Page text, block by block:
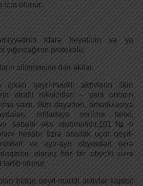
icra olunur:
idarə heyətinin və ya
yığıncağının protokolu;
silinməsinə dair aktlar.
qeyri-maddi aktivlərin ilkin
ətraflı rekvizitləri – yəni onların
vaxtı, ilkin dəyərləri, amortizasiya
istifadəyə verilmə tarixi,
və səbəbi əks olunmalıdır.101№-li
hesabı üzrə analitik uçot qeyri-
və ayrı-ayn obyektləri üzrə
əlaqədar olaraq hər bir obyekt üzrə
tərtib olunur.
bütün qeyri-maddi aktivlər kapital